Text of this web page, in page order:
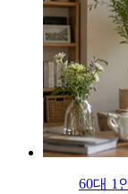
60대 1